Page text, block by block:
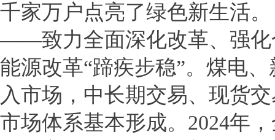
千家万户点亮了绿色新生活。
——致力全面深化改革、强化
能源改革“蹄疾步稳”。煤电
入市场，中长期交易、现货
市场体系基本形成。2024年